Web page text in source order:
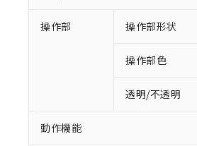
操作部 操作部形状
操作部色
透明/不透明
動作機能